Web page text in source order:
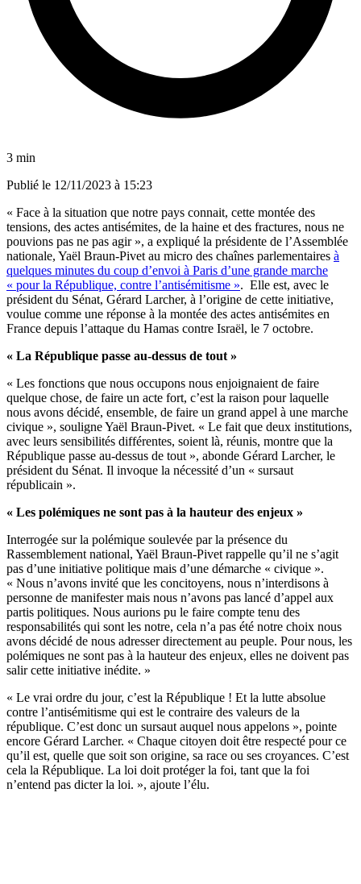
3 min
Publié le 12/11/2023 à 15:23
« Face à la situation que notre pays connait, cette montée des
tensions, des actes antisémites, de la haine et des fractures, nous ne
pouvions pas ne pas agir », a expliqué la présidente de l’Assemblée
nationale, Yaël Braun-Pivet au micro des chaînes parlementaires à
quelques minutes du coup d’envoi à Paris d’une grande marche
« pour la République, contre l’antisémitisme ». Elle est, avec le
président du Sénat, Gérard Larcher, à l’origine de cette initiative,
voulue comme une réponse à la montée des actes antisémites en
France depuis l’attaque du Hamas contre Israël, le 7 octobre.
« La République passe au-dessus de tout »
« Les fonctions que nous occupons nous enjoignaient de faire
quelque chose, de faire un acte fort, c’est la raison pour laquelle
nous avons décidé, ensemble, de faire un grand appel à une marche
civique », souligne Yaël Braun-Pivet. « Le fait que deux institutions,
avec leurs sensibilités différentes, soient là, réunis, montre que la
République passe au-dessus de tout », abonde Gérard Larcher, le
président du Sénat. Il invoque la nécessité d’un « sursaut
républicain ».
« Les polémiques ne sont pas à la hauteur des enjeux »
Interrogée sur la polémique soulevée par la présence du
Rassemblement national, Yaël Braun-Pivet rappelle qu’il ne s’agit
pas d’une initiative politique mais d’une démarche « civique ».
« Nous n’avons invité que les concitoyens, nous n’interdisons à
personne de manifester mais nous n’avons pas lancé d’appel aux
partis politiques. Nous aurions pu le faire compte tenu des
responsabilités qui sont les notre, cela n’a pas été notre choix nous
avons décidé de nous adresser directement au peuple. Pour nous, les
polémiques ne sont pas à la hauteur des enjeux, elles ne doivent pas
salir cette initiative inédite. »
« Le vrai ordre du jour, c’est la République ! Et la lutte absolue
contre l’antisémitisme qui est le contraire des valeurs de la
république. C’est donc un sursaut auquel nous appelons », pointe
encore Gérard Larcher. « Chaque citoyen doit être respecté pour ce
qu’il est, quelle que soit son origine, sa race ou ses croyances. C’est
cela la République. La loi doit protéger la foi, tant que la foi
n’entend pas dicter la loi. », ajoute l’élu.